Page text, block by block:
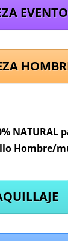
NATURAL
Hombre/